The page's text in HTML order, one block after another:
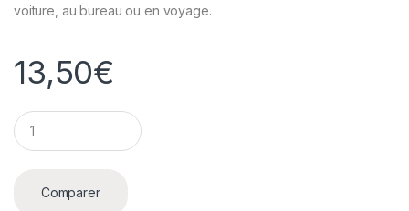
voiture, au bureau ou en voyage.
13,50€
Q
u
a
Comparer